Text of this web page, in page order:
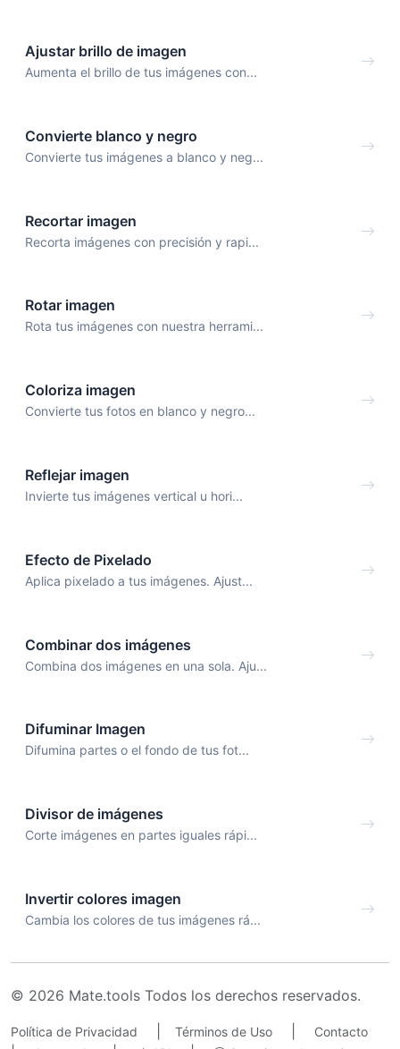
Ajustar brillo de imagen
Aumenta el brillo de tus imágenes con...
Convierte blanco y negro
Convierte tus imágenes a blanco y neg...
Recortar imagen
Recorta imágenes con precisión y rapi...
Rotar imagen
Rota tus imágenes con nuestra herrami...
Coloriza imagen
Convierte tus fotos en blanco y negro...
Reflejar imagen
Invierte tus imágenes vertical u hori...
Efecto de Pixelado
Aplica pixelado a tus imágenes. Ajust...
Combinar dos imágenes
Combina dos imágenes en una sola. Aju...
Difuminar Imagen
Difumina partes o el fondo de tus fot...
Divisor de imágenes
Corte imágenes en partes iguales rápi...
Invertir colores imagen
Cambia los colores de tus imágenes rá...
© 2026 Mate.tools Todos los derechos reservados.
Política de Privacidad Términos de Uso Contacto